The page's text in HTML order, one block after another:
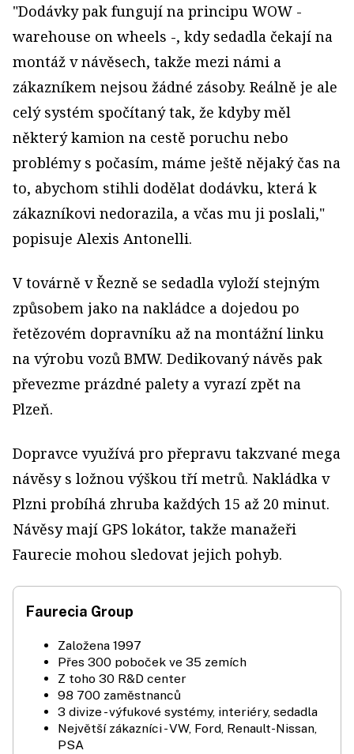
"Dodávky pak fungují na principu WOW -
warehouse on wheels -, kdy sedadla čekají na
montáž v návěsech, takže mezi námi a
zákazníkem nejsou žádné zásoby. Reálně je ale
celý systém spočítaný tak, že kdyby měl
některý kamion na cestě poruchu nebo
problémy s počasím, máme ještě nějaký čas na
to, abychom stihli dodělat dodávku, která k
zákazníkovi nedorazila, a včas mu ji poslali,"
popisuje Alexis Antonelli.
V továrně v Řezně se sedadla vyloží stejným
způsobem jako na nakládce a dojedou po
řetězovém dopravníku až na montážní linku
na výrobu vozů BMW. Dedikovaný návěs pak
převezme prázdné palety a vyrazí zpět na
Plzeň.
Dopravce využívá pro přepravu takzvané mega
návěsy s ložnou výškou tří metrů. Nakládka v
Plzni probíhá zhruba každých 15 až 20 minut.
Návěsy mají GPS lokátor, takže manažeři
Faurecie mohou sledovat jejich pohyb.
Faurecia Group
Založena 1997
Přes 300 poboček ve 35 zemích
Z toho 30 R&D center
98 700 zaměstnanců
3 divize - výfukové systémy, interiéry, sedadla
Největší zákazníci - VW, Ford, Renault-Nissan,
PSA